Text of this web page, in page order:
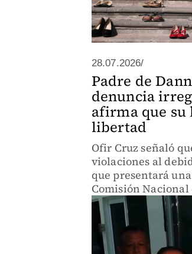
28.07.2026/
Padre de
denuncia
afirma que su
libertad
Ofir Cruz señaló
violaciones al
que presentará
Comisión Nacional
Humanos.